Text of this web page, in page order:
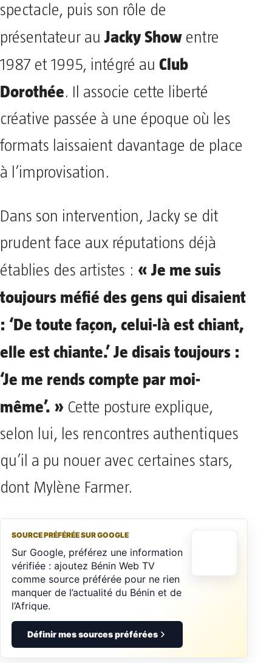
spectacle, puis son rôle de
présentateur au Jacky Show entre
1987 et 1995, intégré au Club
Dorothée. Il associe cette liberté
créative passée à une époque où les
formats laissaient davantage de place
à l’improvisation.
Dans son intervention, Jacky se dit
prudent face aux réputations déjà
établies des artistes : « Je me suis
toujours méfié des gens qui disaient
: ‘De toute façon, celui-là est chiant,
elle est chiante.’ Je disais toujours :
‘Je me rends compte par moi-
même’. » Cette posture explique,
selon lui, les rencontres authentiques
qu’il a pu nouer avec certaines stars,
dont Mylène Farmer.
SOURCE PRÉFÉRÉE SUR GOOGLE
Sur Google, préférez une information
vérifiée : ajoutez Bénin Web TV
comme source préférée pour ne rien
manquer de l’actualité du Bénin et de
l’Afrique.
Définir mes sources préférées